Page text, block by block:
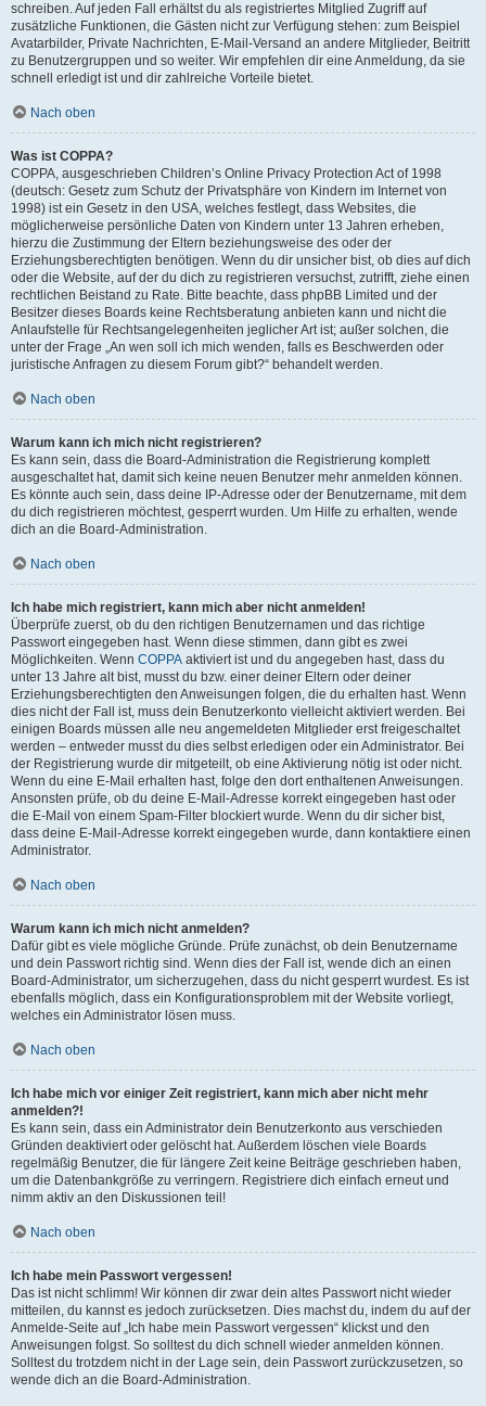
schreiben. Auf jeden Fall erhältst du als registriertes Mitglied Zugriff auf
zusätzliche Funktionen, die Gästen nicht zur Verfügung stehen: zum Beispiel
Avatarbilder, Private Nachrichten, E-Mail-Versand an andere Mitglieder, Beitritt
zu Benutzergruppen und so weiter. Wir empfehlen dir eine Anmeldung, da sie
schnell erledigt ist und dir zahlreiche Vorteile bietet.
Nach oben
Was ist COPPA?
COPPA, ausgeschrieben Children’s Online Privacy Protection Act of 1998
(deutsch: Gesetz zum Schutz der Privatsphäre von Kindern im Internet von
1998) ist ein Gesetz in den USA, welches festlegt, dass Websites, die
möglicherweise persönliche Daten von Kindern unter 13 Jahren erheben,
hierzu die Zustimmung der Eltern beziehungsweise des oder der
Erziehungsberechtigten benötigen. Wenn du dir unsicher bist, ob dies auf dich
oder die Website, auf der du dich zu registrieren versuchst, zutrifft, ziehe einen
rechtlichen Beistand zu Rate. Bitte beachte, dass phpBB Limited und der
Besitzer dieses Boards keine Rechtsberatung anbieten kann und nicht die
Anlaufstelle für Rechtsangelegenheiten jeglicher Art ist; außer solchen, die
unter der Frage „An wen soll ich mich wenden, falls es Beschwerden oder
juristische Anfragen zu diesem Forum gibt?“ behandelt werden.
Nach oben
Warum kann ich mich nicht registrieren?
Es kann sein, dass die Board-Administration die Registrierung komplett
ausgeschaltet hat, damit sich keine neuen Benutzer mehr anmelden können.
Es könnte auch sein, dass deine IP-Adresse oder der Benutzername, mit dem
du dich registrieren möchtest, gesperrt wurden. Um Hilfe zu erhalten, wende
dich an die Board-Administration.
Nach oben
Ich habe mich registriert, kann mich aber nicht anmelden!
Überprüfe zuerst, ob du den richtigen Benutzernamen und das richtige
Passwort eingegeben hast. Wenn diese stimmen, dann gibt es zwei
Möglichkeiten. Wenn COPPA aktiviert ist und du angegeben hast, dass du
unter 13 Jahre alt bist, musst du bzw. einer deiner Eltern oder deiner
Erziehungsberechtigten den Anweisungen folgen, die du erhalten hast. Wenn
dies nicht der Fall ist, muss dein Benutzerkonto vielleicht aktiviert werden. Bei
einigen Boards müssen alle neu angemeldeten Mitglieder erst freigeschaltet
werden – entweder musst du dies selbst erledigen oder ein Administrator. Bei
der Registrierung wurde dir mitgeteilt, ob eine Aktivierung nötig ist oder nicht.
Wenn du eine E-Mail erhalten hast, folge den dort enthaltenen Anweisungen.
Ansonsten prüfe, ob du deine E-Mail-Adresse korrekt eingegeben hast oder
die E-Mail von einem Spam-Filter blockiert wurde. Wenn du dir sicher bist,
dass deine E-Mail-Adresse korrekt eingegeben wurde, dann kontaktiere einen
Administrator.
Nach oben
Warum kann ich mich nicht anmelden?
Dafür gibt es viele mögliche Gründe. Prüfe zunächst, ob dein Benutzername
und dein Passwort richtig sind. Wenn dies der Fall ist, wende dich an einen
Board-Administrator, um sicherzugehen, dass du nicht gesperrt wurdest. Es ist
ebenfalls möglich, dass ein Konfigurationsproblem mit der Website vorliegt,
welches ein Administrator lösen muss.
Nach oben
Ich habe mich vor einiger Zeit registriert, kann mich aber nicht mehr
anmelden?!
Es kann sein, dass ein Administrator dein Benutzerkonto aus verschieden
Gründen deaktiviert oder gelöscht hat. Außerdem löschen viele Boards
regelmäßig Benutzer, die für längere Zeit keine Beiträge geschrieben haben,
um die Datenbankgröße zu verringern. Registriere dich einfach erneut und
nimm aktiv an den Diskussionen teil!
Nach oben
Ich habe mein Passwort vergessen!
Das ist nicht schlimm! Wir können dir zwar dein altes Passwort nicht wieder
mitteilen, du kannst es jedoch zurücksetzen. Dies machst du, indem du auf der
Anmelde-Seite auf „Ich habe mein Passwort vergessen“ klickst und den
Anweisungen folgst. So solltest du dich schnell wieder anmelden können.
Solltest du trotzdem nicht in der Lage sein, dein Passwort zurückzusetzen, so
wende dich an die Board-Administration.